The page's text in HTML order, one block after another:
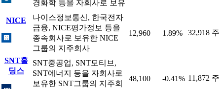
경화학 등을 자회사로 보유
NICE
나이스정보통신, 한국전자
금융, NICE평가정보 등을
종속회사로 보유한 NICE
그룹의 지주회사
12,960 1.89% 32,918 주
SNT홀
딩스
SNT중공업, SNT모티브,
SNT에너지 등을 자회사로
보유한 SNT그룹의 지주회
48,100 -0.41% 11,872 주